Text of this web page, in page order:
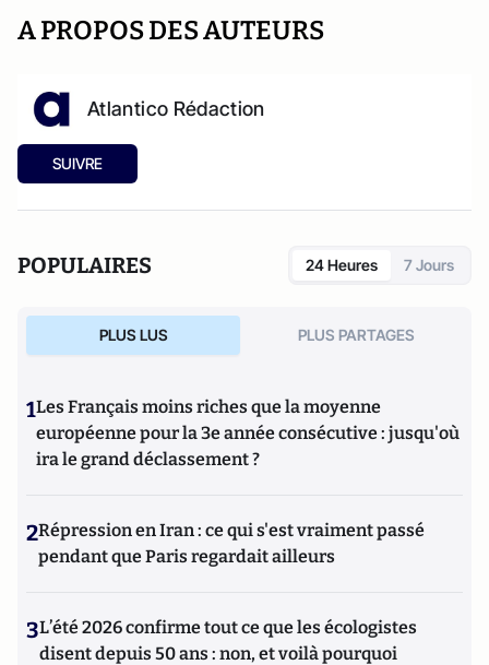
A PROPOS DES AUTEURS
Atlantico Rédaction
SUIVRE
POPULAIRES 24 Heures 7 Jours
PLUS LUS PLUS PARTAGES
1Les Français moins riches que la moyenne
européenne pour la 3e année consécutive : jusqu'où
ira le grand déclassement ?
2Répression en Iran : ce qui s'est vraiment passé
pendant que Paris regardait ailleurs
3L’été 2026 confirme tout ce que les écologistes
disent depuis 50 ans : non, et voilà pourquoi